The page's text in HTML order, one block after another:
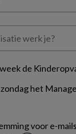
de
het
voor e-